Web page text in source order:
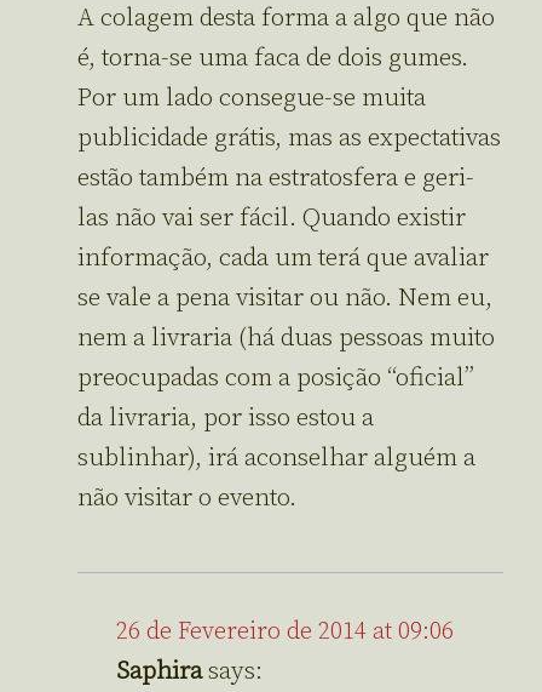
A colagem desta forma a algo que não
é, torna-se uma faca de dois gumes.
Por um lado consegue-se muita
publicidade grátis, mas as expectativas
estão também na estratosfera e geri-
las não vai ser fácil. Quando existir
informação, cada um terá que avaliar
se vale a pena visitar ou não. Nem eu,
nem a livraria (há duas pessoas muito
preocupadas com a posição “oficial”
da livraria, por isso estou a
sublinhar), irá aconselhar alguém a
não visitar o evento.
26 de Fevereiro de 2014 at 09:06
Saphirasays: